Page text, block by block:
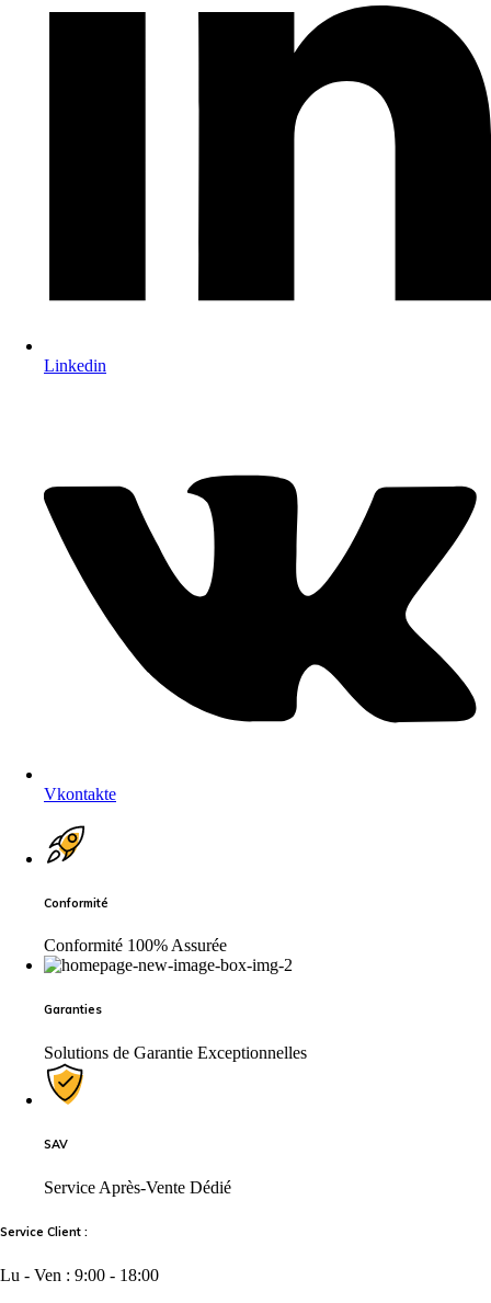
Linkedin
Vkontakte
Conformité
Conformité 100% Assurée
Garanties
Solutions de Garantie Exceptionnelles
SAV
Service Après-Vente Dédié
Service Client :
Lu - Ven : 9:00 - 18:00